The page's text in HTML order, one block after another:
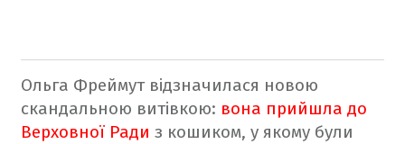
Ольга Фреймут відзначилася новою
скандальною витівкою: вона прийшла до
Верховної Ради з кошиком, у якому були